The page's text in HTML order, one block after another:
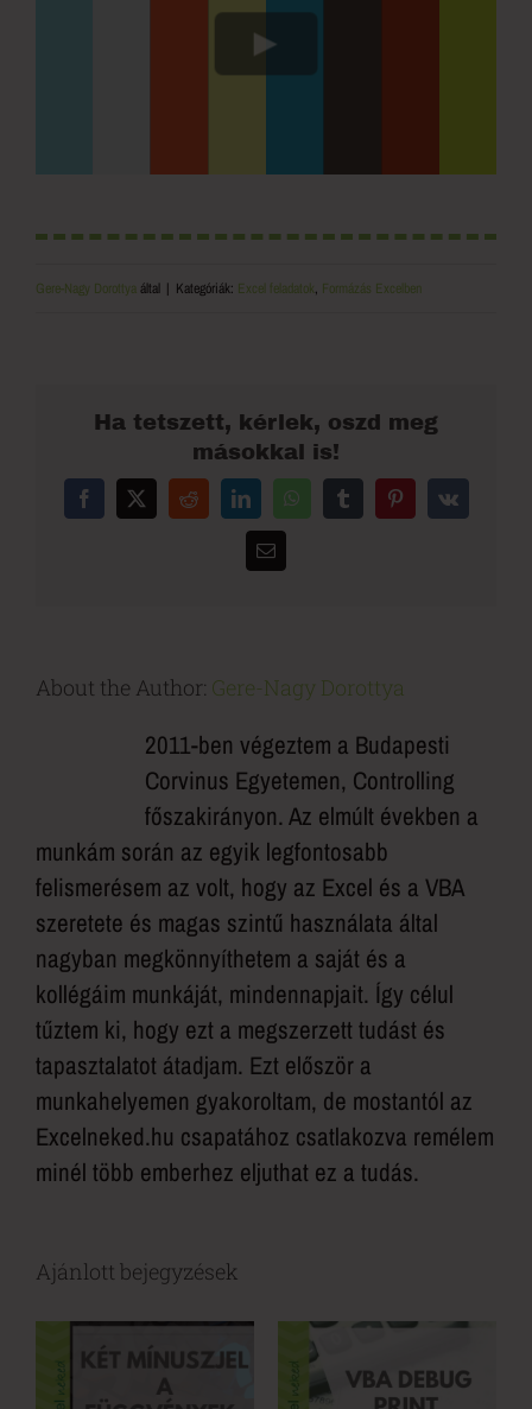
Gere-Nagy Dorottyaáltal | Kategóriák: Excel feladatok, Formázás Excelben
Ha tetszett, kérlek, oszd meg
másokkal is!
Facebook
X RedditLinkedInWhatsAppTumblrPinterest
Vk
Email:
About the Author: Gere-Nagy Dorottya
2011-ben végeztem a Budapesti
Corvinus Egyetemen, Controlling
főszakirányon. Az elmúlt években a
munkám során az egyik legfontosabb
felismerésem az volt, hogy az Excel és a VBA
szeretete és magas szintű használata által
nagyban megkönnyíthetem a saját és a
kollégáim munkáját, mindennapjait. Így célul
tűztem ki, hogy ezt a megszerzett tudást és
tapasztalatot átadjam. Ezt először a
munkahelyemen gyakoroltam, de mostantól az
Excelneked.hu csapatához csatlakozva remélem
minél több emberhez eljuthat ez a tudás.
Ajánlott bejegyzések